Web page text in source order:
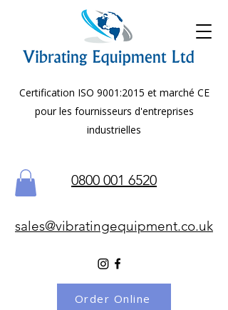
Certification ISO 9001:2015 et marché CE
pour les fournisseurs d'entreprises
industrielles
0800 001 6520
sales@vibratingequipment.co.uk
Order Online